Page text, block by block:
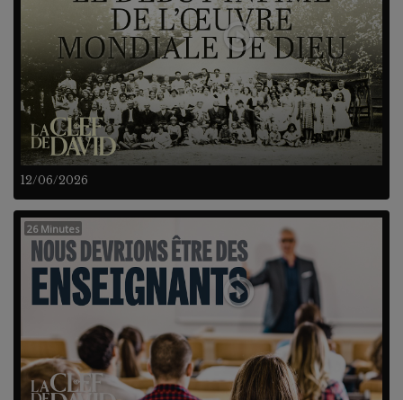
12/06/2026
26 Minutes